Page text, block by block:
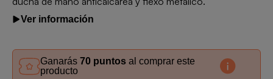
Ver información
Ganarás 70 puntos al comprar este
producto